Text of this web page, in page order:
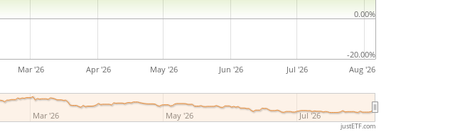
Mar '26 Apr '26 May '26 Jun '26 Jul '26 Aug '26
Mar '26 May '26 Jul '26
-20.00%
0.00%
justETF.com